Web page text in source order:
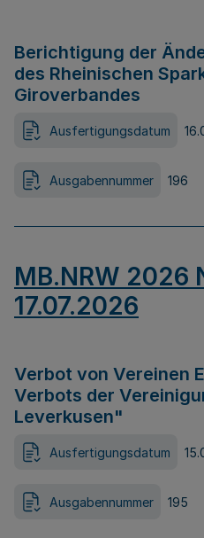
Berichtigung der
des Rheinischen
Giroverbandes
Ausfertigungsdatum
Ausgabennummer 196
MB.NRW 2026
17.07.2026
Verbot von Vereinen
Verbots der
Leverkusen"
Ausfertigungsdatum
Ausgabennummer 195